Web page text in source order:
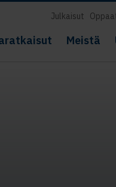
Meistä
Julkaisut